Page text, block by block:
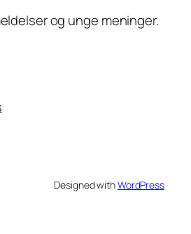
og unge meninger.
Designed withWordPress